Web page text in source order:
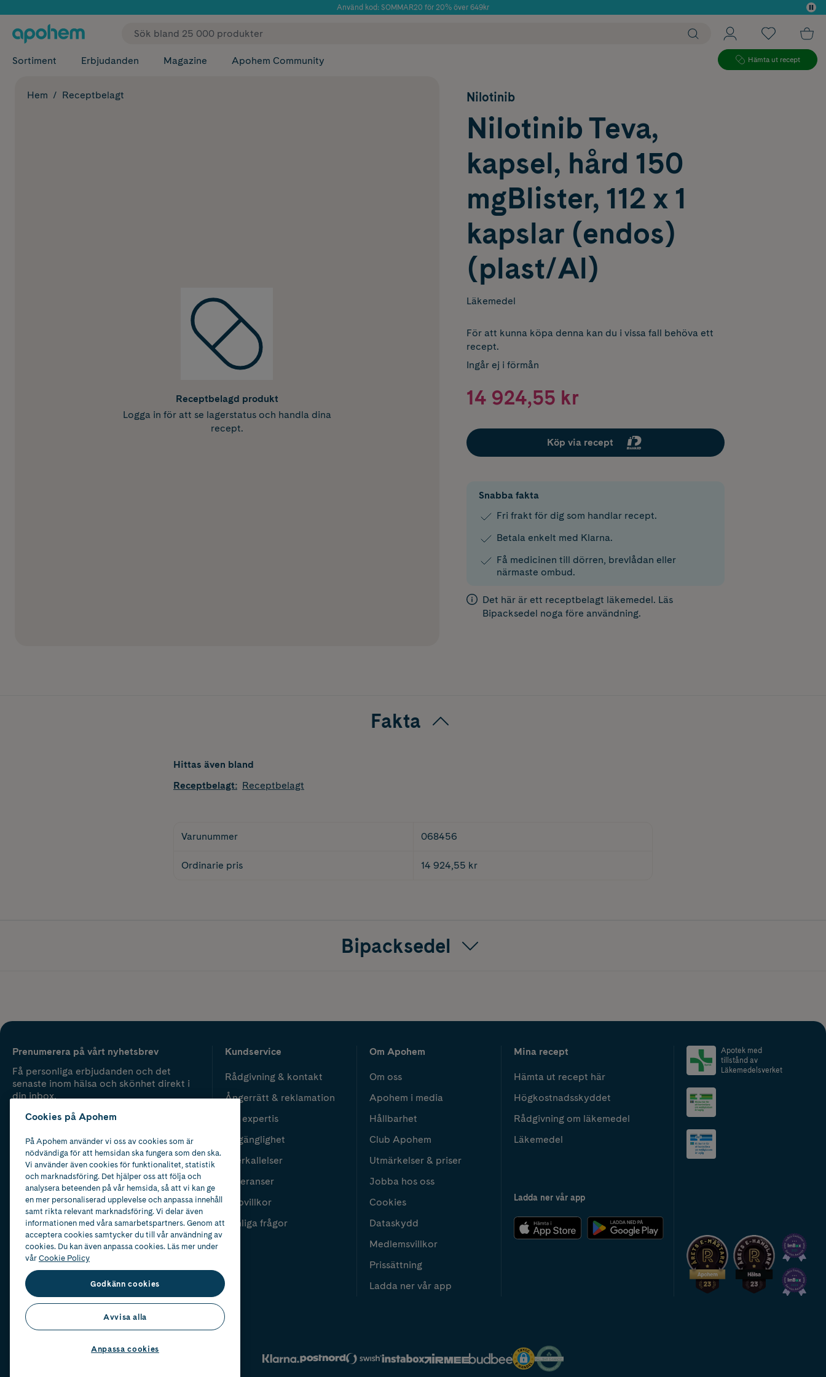
Använd kod: SOMMAR20 för 20% över 649kr
✓ Fri frakt
Sortiment Erbjudanden Magazine Apohem Community Hämta ut recept
Hem Receptbelagt
Receptbelagd produkt
Logga in för att se lagerstatus och handla dina
recept.
Nilotinib
Nilotinib Teva,
kapsel, hård 150
mgBlister, 112 x 1
kapslar (endos)
(plast/Al)
Läkemedel
För att kunna köpa denna kan du i vissa fall behöva ett
recept.
Ingår ej i förmån
14 924,55 kr
Köp via recept
Snabba fakta
Fri frakt för dig som handlar recept.
Betala enkelt med Klarna.
Få medicinen till dörren, brevlådan eller
närmaste ombud.
Det här är ett receptbelagt läkemedel. Läs
Bipacksedel noga före användning.
Fakta
Hittas även bland
Receptbelagt: Receptbelagt
Varunummer 068456
Ordinarie pris 14 924,55 kr
Bipacksedel
Prenumerera på vårt nyhetsbrev
Få personliga erbjudanden och det
senaste inom hälsa och skönhet direkt i
din inbox.
Kundservice
Rådgivning & kontakt
Ångerrätt & reklamation
Vår expertis
Tillgänglighet
Återkallelser
Leveranser
Köpvillkor
Vanliga frågor
Om Apohem
Om oss
Apohem i media
Hållbarhet
Club Apohem
Utmärkelser & priser
Jobba hos oss
Cookies
Dataskydd
Medlemsvillkor
Prissättning
Ladda ner vår app
Mina recept
Hämta ut recept här
Högkostnadsskyddet
Rådgivning om läkemedel
Läkemedel
Ladda ner vår app
Apotek med
tillstånd av
Läkemedelsverket
2024
Cookies på Apohem
På Apohem använder vi oss av cookies som är
nödvändiga för att hemsidan ska fungera som den ska.
Vi använder även cookies för funktionalitet, statistik
och marknadsföring. Det hjälper oss att följa och
analysera beteenden på vår hemsida, så att vi kan ge
en mer personaliserad upplevelse och anpassa innehåll
samt rikta relevant marknadsföring. Vi delar även
informationen med våra samarbetspartners. Genom att
acceptera cookies samtycker du till vår användning av
cookies. Du kan även anpassa cookies. Läs mer under
vårCookie Policy
Godkänn cookies
Avvisa alla
Anpassa cookies